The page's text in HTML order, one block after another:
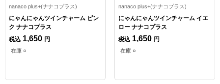
nanaco plus+(ナナコプラス)
にゃんにゃんツインチャーム ピン
ク ナナコプラス
税込 1,650 円
在庫 ○
nanaco plus+(ナナコプラス)
にゃんにゃんツインチャーム イエ
ロー ナナコプラス
税込 1,650 円
在庫 ○